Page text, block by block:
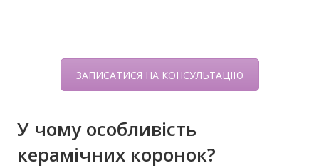
ЗАПИСАТИСЯ НА КОНСУЛЬТАЦІЮ
У чому особливість
керамічних коронок?